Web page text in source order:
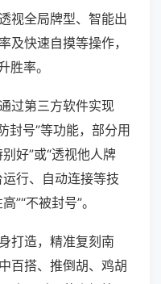
视全局牌型、智能出
及快速自摸等操作，
胜率。
过第三方软件实现
封号”等功能，部分用
好”或“透视他人牌
行、自动连接等技
”“不被封号”。
打造，精准复刻南
百搭、推倒胡、鸡胡